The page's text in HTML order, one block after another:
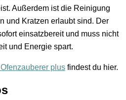
Außerdem ist die Reinigung
und Kratzen erlaubt sind. Der
einsatzbereit und muss nicht
und Energie spart.
plus findest du hier.